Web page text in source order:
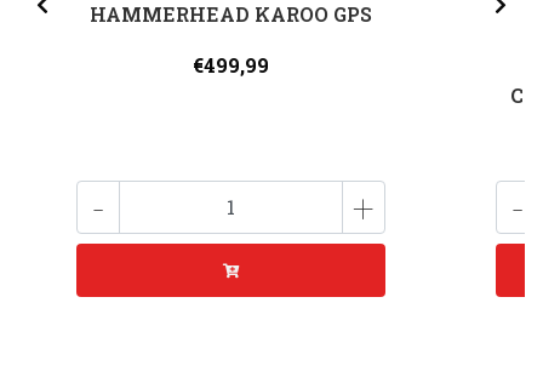
HAMMERHEAD KAROO GPS
€499,99
- + -